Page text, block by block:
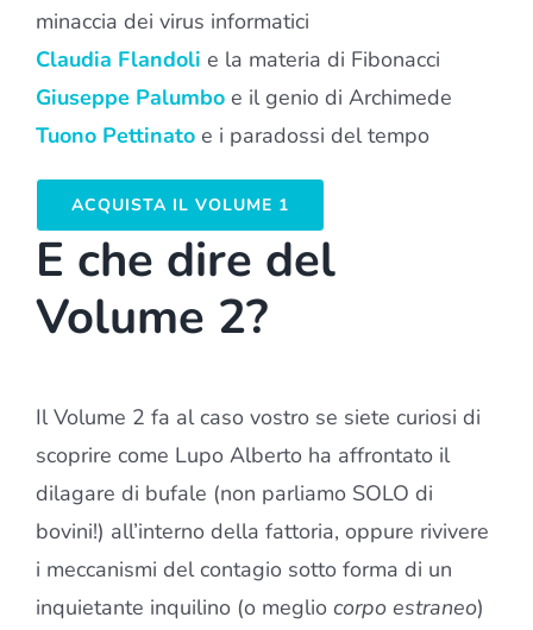
minaccia dei virus informatici
Claudia Flandoli e la materia di Fibonacci
Giuseppe Palumboe il genio di Archimede
Tuono Pettinatoe i paradossi del tempo
ACQUISTA IL VOLUME 1
E che dire del
Volume 2?
Il Volume 2 fa al caso vostro se siete curiosi di
scoprire come Lupo Albertoha affrontato il
dilagare di bufale (non parliamo SOLO di
bovini!) all’interno della fattoria, oppure rivivere
i meccanismi del contagiosotto forma di un
inquietante inquilino (o meglio corpo estraneo)